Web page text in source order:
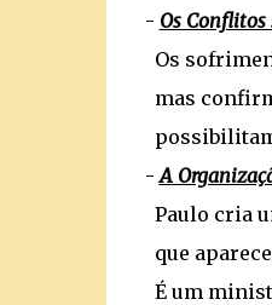
- Os Conflitos
Os
mas
-A
Paulo cria
que
É um